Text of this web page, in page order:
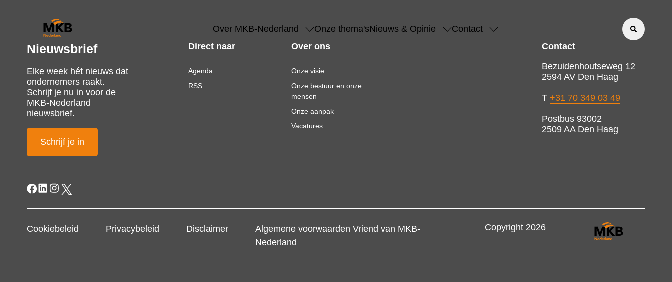
Over MKB-Nederland Onze thema'sNieuws & Opinie Contact
Nieuwsbrief
Elke week hét nieuws dat
ondernemers raakt.
Schrijf je nu in voor de
MKB-Nederland
nieuwsbrief.
Schrijf je in
Direct naar
Agenda
RSS
Over ons
Onze visie
Onze bestuur en onze
mensen
Onze aanpak
Vacatures
Contact
Bezuidenhoutseweg 12
2594 AV Den Haag
T +31 70 349 03 49
Postbus 93002
2509 AA Den Haag
Cookiebeleid Privacybeleid Disclaimer
Algemene voorwaarden Vriend van MKB-
Nederland
Copyright 2026